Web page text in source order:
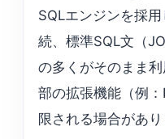
SQLエンジンを採
続、標準SQL文（
の多くがそのまま
部の拡張機能（例
限される場合があり